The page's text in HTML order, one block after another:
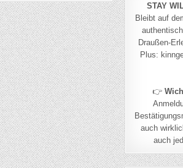
0 (0)
STAY
Bleibt auf
Draußen-
Plus:
👉
auch
auch